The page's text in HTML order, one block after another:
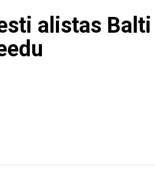
alistas